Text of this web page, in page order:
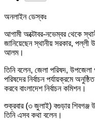
অনলাইন ডেস্কঃ
আগামী অক্টোবর-নভেম্বর থেকে
জানিয়েছেন স্থানীয় সরকার, পল্লী
আলম।
তিনি বলেন, জেলা পরিষদ,
পরিষদের নির্বাচন পর্যায়ক্রমে
করবে বাংলাদেশ নির্বাচন কমিশন।
শুক্রবার (৩ জুলাই) বগুড়ার শিবগঞ্জ
তিনি এসব কথা বলেন।